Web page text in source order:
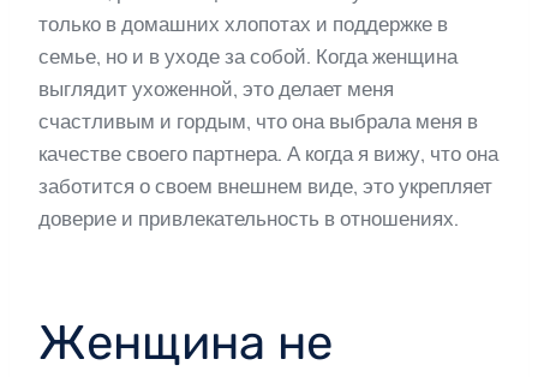
только в домашних хлопотах и поддержке в
семье, но и в уходе за собой. Когда женщина
выглядит ухоженной, это делает меня
счастливым и гордым, что она выбрала меня в
качестве своего партнера. А когда я вижу, что она
заботится о своем внешнем виде, это укрепляет
доверие и привлекательность в отношениях.
Женщина не